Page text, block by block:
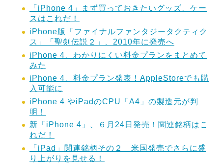
「iPhone 4」まず買っておきたいグッズ、ケー
スはこれだ！
iPhone版「ファイナルファンタジータクティク
ス」「聖剣伝説２」、2010年に発売へ
iPhone 4、わかりにくい料金プランをまとめて
みた
iPhone 4、料金プラン発表！AppleStoreでも購
入可能に
iPhone 4 やiPadのCPU「A4」の製造元が判
明！
新「iPhone 4」、６月24日発売！関連銘柄はこ
れだ！
「iPad」関連銘柄その２ 米国発売でさらに盛
り上がりを見せる！